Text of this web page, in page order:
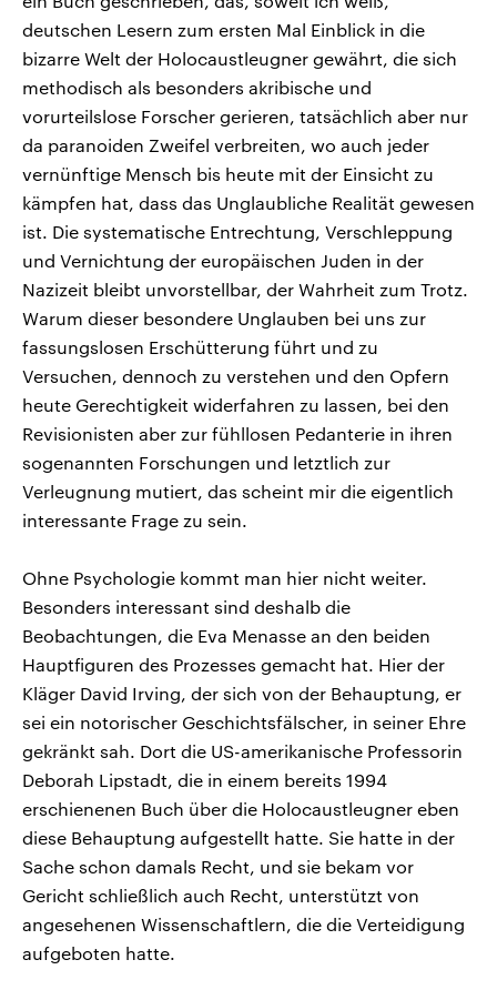
deutschen Lesern zum ersten Mal Einblick in die
bizarre Welt der Holocaustleugner gewährt, die sich
methodisch als besonders akribische und
vorurteilslose Forscher gerieren, tatsächlich aber nur
da paranoiden Zweifel verbreiten, wo auch jeder
vernünftige Mensch bis heute mit der Einsicht zu
kämpfen hat, dass das Unglaubliche Realität gewesen
ist. Die systematische Entrechtung, Verschleppung
und Vernichtung der europäischen Juden in der
Nazizeit bleibt unvorstellbar, der Wahrheit zum Trotz.
Warum dieser besondere Unglauben bei uns zur
fassungslosen Erschütterung führt und zu
Versuchen, dennoch zu verstehen und den Opfern
heute Gerechtigkeit widerfahren zu lassen, bei den
Revisionisten aber zur fühllosen Pedanterie in ihren
sogenannten Forschungen und letztlich zur
Verleugnung mutiert, das scheint mir die eigentlich
interessante Frage zu sein.
Ohne Psychologie kommt man hier nicht weiter.
Besonders interessant sind deshalb die
Beobachtungen, die Eva Menasse an den beiden
Hauptfiguren des Prozesses gemacht hat. Hier der
Kläger David Irving, der sich von der Behauptung, er
sei ein notorischer Geschichtsfälscher, in seiner Ehre
gekränkt sah. Dort die US-amerikanische Professorin
Deborah Lipstadt, die in einem bereits 1994
erschienenen Buch über die Holocaustleugner eben
diese Behauptung aufgestellt hatte. Sie hatte in der
Sache schon damals Recht, und sie bekam vor
Gericht schließlich auch Recht, unterstützt von
angesehenen Wissenschaftlern, die die Verteidigung
aufgeboten hatte.